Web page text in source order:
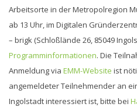
Arbeitsorte in der Metropolregion
ab 13 Uhr, im Digitalen
– brigk (Schloßlände 26, 85049
Programminformationen. Die
Anmeldung via EMM-Website ist
angemeldeter Teilnehmender an
Ingolstadt interessiert ist, bitte bei